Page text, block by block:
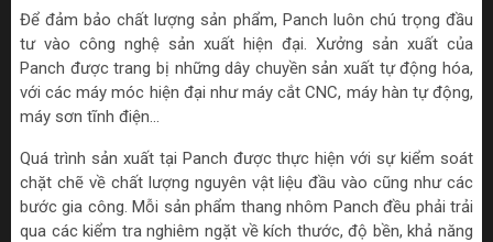
Để đảm bảo chất lượng sản phẩm, Panch luôn chú trọng đầu
tư vào công nghệ sản xuất hiện đại. Xưởng sản xuất của
Panch được trang bị những dây chuyền sản xuất tự động hóa,
với các máy móc hiện đại như máy cắt CNC, máy hàn tự động,
máy sơn tĩnh điện...
Quá trình sản xuất tại Panch được thực hiện với sự kiểm soát
chặt chẽ về chất lượng nguyên vật liệu đầu vào cũng như các
bước gia công. Mỗi sản phẩm thang nhôm Panch đều phải trải
qua các kiểm tra nghiêm ngặt về kích thước, độ bền, khả năng